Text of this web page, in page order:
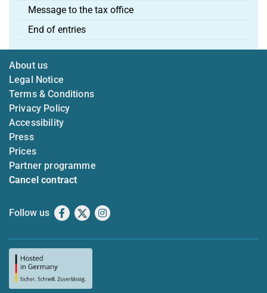
Message to the tax office
End of entries
About us
Legal Notice
Terms & Conditions
Privacy Policy
Accessibility
Press
Prices
Partner programme
Cancel contract
Follow us Facebook
X Instagram